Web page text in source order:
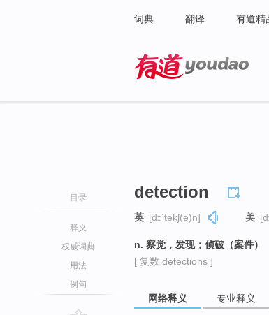
词典 翻译 有道精
目录
释义
权威词典
用法
例句
detection
英 [dɪˈtekʃ(ə)n] 美
n. 察觉，发现；侦破（案件）
[ 复数 detections ]
网络释义 专业释义